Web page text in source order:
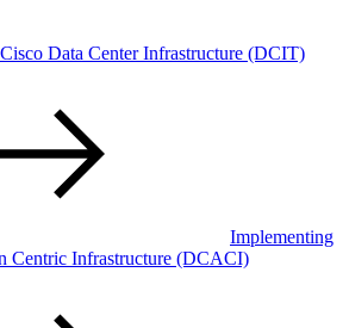
Data Center Infrastructure (DCIT)
Implementing
Centric Infrastructure (DCACI)